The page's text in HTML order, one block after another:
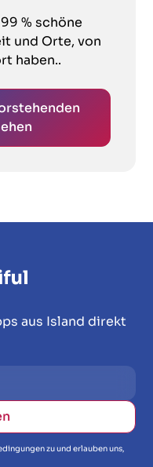
% schöne
und Orte, von
haben..
aus Island direkt
zu und erlauben uns,